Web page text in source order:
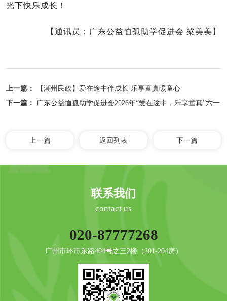
光下快乐成长！
【通讯员：广东公益恤孤助学促进会 梁美美】
上一篇：
【潮州民政】爱在途中伴成长 乐享童真暖童心
下一篇：
广东公益恤孤助学促进会2026年“爱在途中，乐享童真”六一
上一篇 返回列表 下一篇
联系我们
contact us
020-87777268
广州市环市东路404号之三2楼（201-204房）